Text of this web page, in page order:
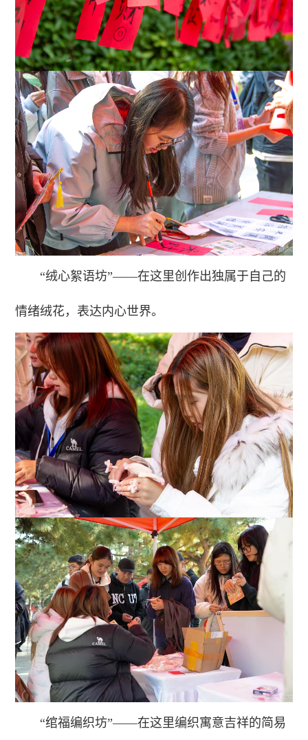
“绒心絮语坊”——在这里创作出独属于自己的
情绪绒花，表达内心世界。
“绾福编织坊”——在这里编织寓意吉祥的简易